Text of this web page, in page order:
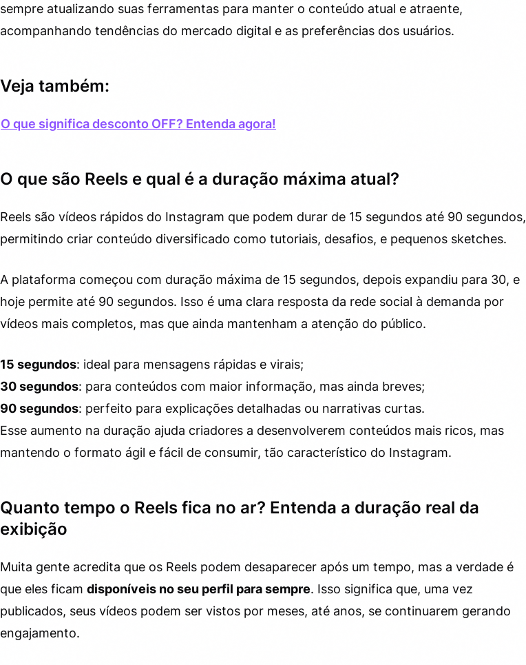
sempre atualizando suas ferramentas para manter o conteúdo atual e atraente,
acompanhando tendências do mercado digital e as preferências dos usuários.
Veja também:
O que significa desconto OFF? Entenda agora!
O que são Reels e qual é a duração máxima atual?
Reels são vídeos rápidos do Instagram que podem durar de 15 segundos até 90 segundos,
permitindo criar conteúdo diversificado como tutoriais, desafios, e pequenos sketches.
A plataforma começou com duração máxima de 15 segundos, depois expandiu para 30, e
hoje permite até 90 segundos. Isso é uma clara resposta da rede social à demanda por
vídeos mais completos, mas que ainda mantenham a atenção do público.
15 segundos: ideal para mensagens rápidas e virais;
30 segundos: para conteúdos com maior informação, mas ainda breves;
90 segundos: perfeito para explicações detalhadas ou narrativas curtas.
Esse aumento na duração ajuda criadores a desenvolverem conteúdos mais ricos, mas
mantendo o formato ágil e fácil de consumir, tão característico do Instagram.
Quanto tempo o Reels fica no ar? Entenda a duração real da
exibição
Muita gente acredita que os Reels podem desaparecer após um tempo, mas a verdade é
que eles ficam disponíveis no seu perfil para sempre. Isso significa que, uma vez
publicados, seus vídeos podem ser vistos por meses, até anos, se continuarem gerando
engajamento.